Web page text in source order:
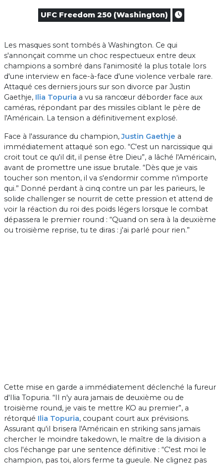
UFC Freedom 250 (Washington)
Les masques sont tombés à Washington. Ce qui
s'annonçait comme un choc respectueux entre deux
champions a sombré dans l'animosité la plus totale lors
d'une interview en face-à-face d'une violence verbale rare.
Attaqué ces derniers jours sur son divorce par Justin
Gaethje, Ilia Topuria a vu sa rancœur déborder face aux
caméras, répondant par des missiles ciblant le père de
l'Américain. La tension a définitivement explosé.
Face à l'assurance du champion,Justin Gaethje a
immédiatement attaqué son ego. “C'est un narcissique qui
croit tout ce qu'il dit, il pense être Dieu”, a lâché l'Américain,
avant de promettre une issue brutale. “Dès que je vais
toucher son menton, il va s'endormir comme n'importe
qui.” Donné perdant à cinq contre un par les parieurs, le
solide challenger se nourrit de cette pression et attend de
voir la réaction du roi des poids légers lorsque le combat
dépassera le premier round : “Quand on sera à la deuxième
ou troisième reprise, tu te diras : j'ai parlé pour rien.”
Cette mise en garde a immédiatement déclenché la fureur
d'Ilia Topuria. “Il n'y aura jamais de deuxième ou de
troisième round, je vais te mettre KO au premier”, a
rétorqué Ilia Topuria, coupant court aux prévisions.
Assurant qu'il brisera l'Américain en striking sans jamais
chercher le moindre takedown, le maître de la division a
clos l'échange par une sentence définitive : “C'est moi le
champion, pas toi, alors ferme ta gueule. Ne clignez pas